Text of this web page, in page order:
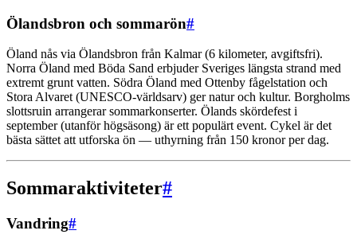
Ölandsbron och sommarön#
Öland nås via Ölandsbron från Kalmar (6 kilometer, avgiftsfri).
Norra Öland med Böda Sand erbjuder Sveriges längsta strand med
extremt grunt vatten. Södra Öland med Ottenby fågelstation och
Stora Alvaret (UNESCO-världsarv) ger natur och kultur. Borgholms
slottsruin arrangerar sommarkonserter. Ölands skördefest i
september (utanför högsäsong) är ett populärt event. Cykel är det
bästa sättet att utforska ön — uthyrning från 150 kronor per dag.
Sommaraktiviteter#
Vandring#